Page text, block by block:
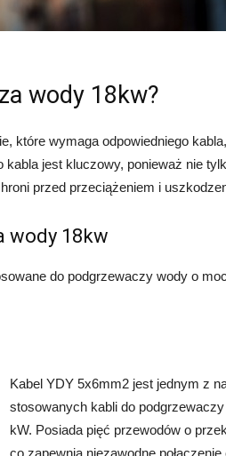
wody 18kw?
które wymaga odpowiedniego
kabla jest kluczowy, ponieważ nie
przed przeciążeniem i
wody 18kw
do podgrzewaczy wody o
Kabel YDY 5x6mm2 jest jednym z
stosowanych kabli do
kW. Posiada pięć przewodów o
co zapewnia niezawodne